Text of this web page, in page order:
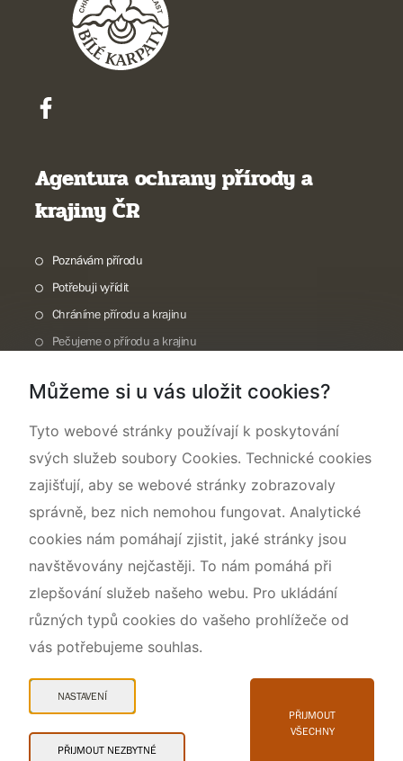
Agentura ochrany přírody a
krajiny ČR
Poznávám přírodu
Potřebuji vyřídit
Chráníme přírodu a krajinu
Pečujeme o přírodu a krajinu
O nás
Snadné čtení
Můžeme si u vás uložit cookies?
Tyto webové stránky používají k poskytování
svých služeb soubory Cookies. Technické cookies
zajišťují, aby se webové stránky zobrazovaly
správně, bez nich nemohou fungovat. Analytické
cookies nám pomáhají zjistit, jaké stránky jsou
navštěvovány nejčastěji. To nám pomáhá při
zlepšování služeb našeho webu. Pro ukládání
různých typů cookies do vašeho prohlížeče od
vás potřebujeme souhlas.
NASTAVENÍ
PŘIJMOUT NEZBYTNÉ
PŘIJMOUT
VŠECHNY